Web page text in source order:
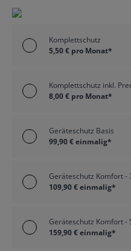
Komplettschutz
5,50 € pro Monat*
Komplettschutz inkl.
8,00 € pro Monat*
Geräteschutz Basis
99,90 € einmalig*
Geräteschutz Komfort -
109,90 € einmalig*
Geräteschutz Komfort -
159,90 € einmalig*